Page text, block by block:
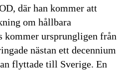
där han kommer att
om hållbara
kommer ursprungligen från
nästan ett decennium
flyttade till Sverige. En